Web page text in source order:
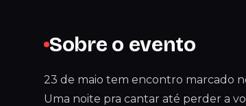
Sobre o evento
23 de maio tem encontro marcado
Uma noite pra cantar até perder a